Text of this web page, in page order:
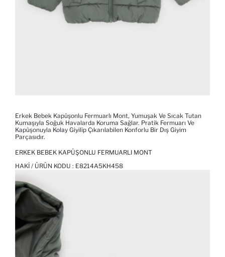
Erkek Bebek Kapüşonlu Fermuarlı Mont, Yumuşak Ve Sıcak Tutan
Kumaşıyla Soğuk Havalarda Koruma Sağlar. Pratik Fermuarı Ve
Kapüşonuyla Kolay Giyilip Çıkarılabilen Konforlu Bir Dış Giyim
Parçasıdır.
ERKEK BEBEK KAPÜŞONLU FERMUARLI MONT
HAKI / ÜRÜN KODU : E8214A5KH458